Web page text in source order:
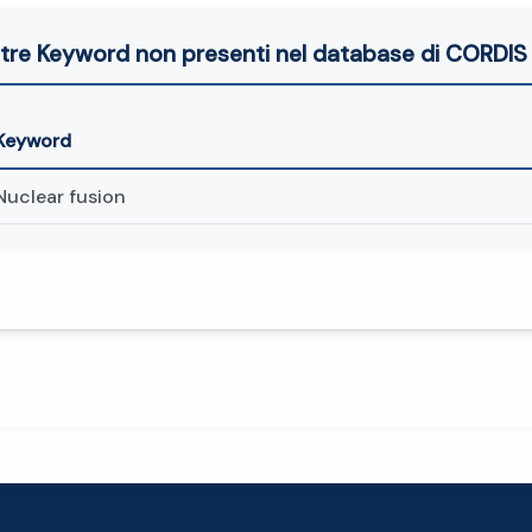
Keyword non presenti nel database di CORDIS
fusion